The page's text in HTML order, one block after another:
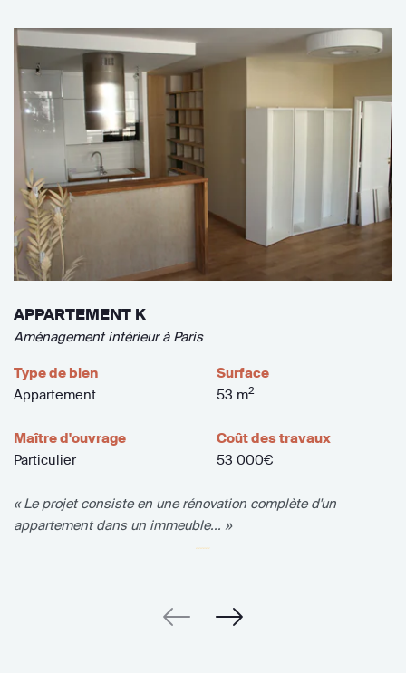
APPARTEMENT K
Aménagement intérieur à Paris
Type de bien
Appartement
Surface
53 m2
Maître d'ouvrage
Particulier
Coût des travaux
53 000€
« Le projet consiste en une rénovation complète d'un
appartement dans un immeuble... »